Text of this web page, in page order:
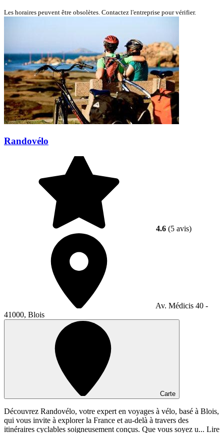
Les horaires peuvent être obsolètes. Contactez l'entreprise pour vérifier.
Randovélo
4.6 (5 avis)
Av. Médicis 40 -
41000, Blois
Carte
Découvrez Randovélo, votre expert en voyages à vélo, basé à Blois,
qui vous invite à explorer la France et au-delà à travers des
itinéraires cyclables soigneusement conçus. Que vous soyez u... Lire